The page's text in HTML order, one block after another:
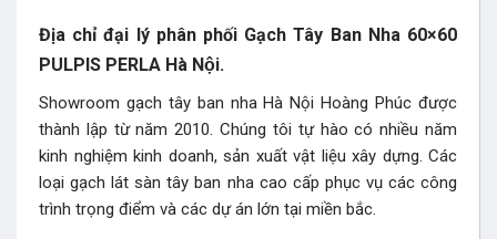
Địa chỉ đại lý phân phối Gạch Tây Ban Nha 60×60
PULPIS PERLA Hà Nội.
Showroom gạch tây ban nha Hà Nội Hoàng Phúc được
thành lập từ năm 2010. Chúng tôi tự hào có nhiều năm
kinh nghiệm kinh doanh, sản xuất vật liệu xây dựng. Các
loại gạch lát sàn tây ban nha cao cấp phục vụ các công
trình trọng điểm và các dự án lớn tại miền bắc.